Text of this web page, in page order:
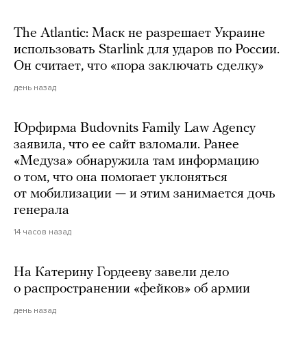
The Atlantic: Маск не разрешает Украине
использовать Starlink для ударов по России.
Он считает, что «пора заключать сделку»
день назад
Юрфирма Budovnits Family Law Agency
заявила, что ее сайт взломали. Ранее
«Медуза» обнаружила там информацию
о том, что она помогает уклоняться
от мобилизации — и этим занимается дочь
генерала
14 часов назад
На Катерину Гордееву завели дело
о распространении «фейков» об армии
день назад